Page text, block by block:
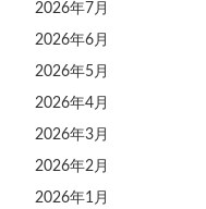
2026年7月
2026年6月
2026年5月
2026年4月
2026年3月
2026年2月
2026年1月